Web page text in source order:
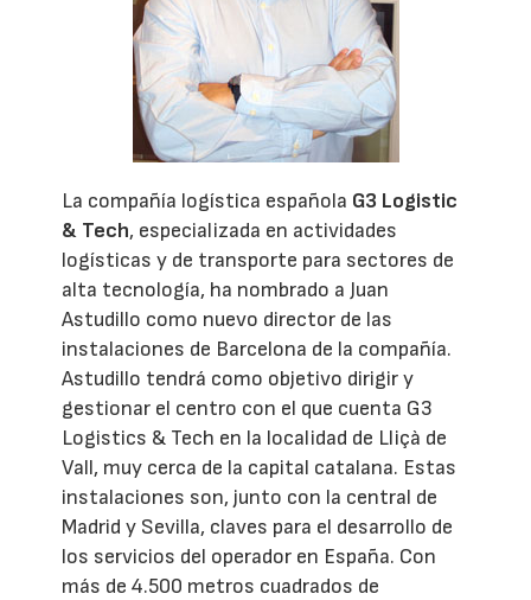
La compañía logística española G3 Logistic
& Tech, especializada en actividades
logísticas y de transporte para sectores de
alta tecnología, ha nombrado a Juan
Astudillo como nuevo director de las
instalaciones de Barcelona de la compañía.
Astudillo tendrá como objetivo dirigir y
gestionar el centro con el que cuenta G3
Logistics & Tech en la localidad de Lliçà de
Vall, muy cerca de la capital catalana. Estas
instalaciones son, junto con la central de
Madrid y Sevilla, claves para el desarrollo de
los servicios del operador en España. Con
más de 4.500 metros cuadrados de